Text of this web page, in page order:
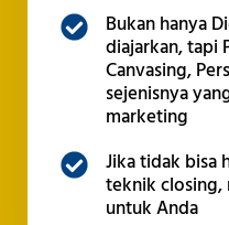
Bukan hanya
diajarkan, tapi
Canvasing,
sejenisnya
marketing
Jika tidak bisa
teknik closing,
untuk Anda